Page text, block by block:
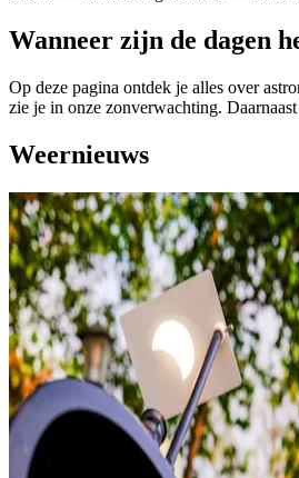
Wanneer zijn de dagen
Op deze pagina ontdek je alles over
zie je in onze zonverwachting.
Weernieuws